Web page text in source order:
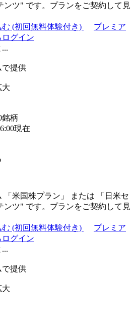
ンツ" です。プランをご契約して見
む (初回無料体験付き)
プレミア
ログイン
で提供
大
銘柄
現在
米国株プラン 」 または 「 日米セ
ンツ" です。プランをご契約して見
む (初回無料体験付き)
プレミア
ログイン
で提供
大